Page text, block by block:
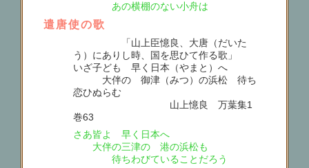
あの横棚のない小舟は
遣唐使の歌
「山上臣憶良、大唐（だいた
う）にありし時、国を思ひて作る歌」
いざ子ども 早く日本（やまと）へ
大伴の 御津（みつ）の浜松 待ち
恋ひぬらむ
山上憶良 万葉集1
巻63
さあ皆よ 早く日本へ
大伴の三津の 港の浜松も
待ちわびていることだろう